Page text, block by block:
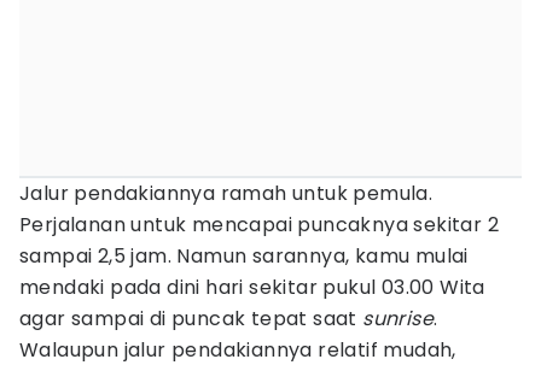
Jalur pendakiannya ramah untuk pemula.
Perjalanan untuk mencapai puncaknya sekitar 2
sampai 2,5 jam. Namun sarannya, kamu mulai
mendaki pada dini hari sekitar pukul 03.00 Wita
agar sampai di puncak tepat saat sunrise.
Walaupun jalur pendakiannya relatif mudah,